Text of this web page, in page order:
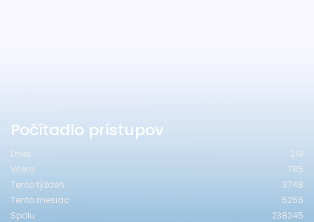
Počítadlo prístupov
Dnes
219
Včera
785
Tento týždeň
3748
Tento mesiac
5256
Spolu
238245